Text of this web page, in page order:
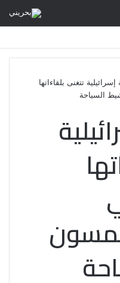
تتغنى بلقاءاتها
السياحة